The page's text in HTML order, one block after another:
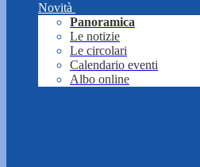
Novità
Panoramica
Le notizie
Le circolari
Calendario eventi
Albo online